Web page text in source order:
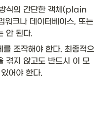
식의 간단한 객체(plain
크나 데이터베이스, 또는
안 된다.
조작해야 한다. 최종적으
겪지 않고도 반드시 이 모
어야 한다.